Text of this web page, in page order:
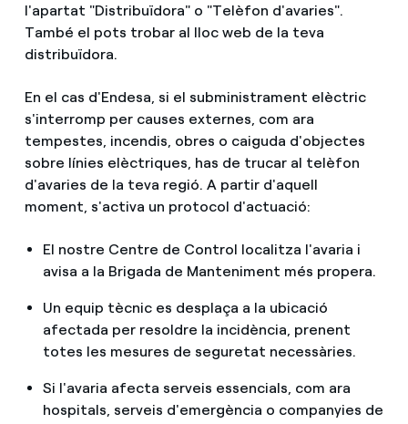
l'apartat "Distribuïdora" o "Telèfon d'avaries".
També el pots trobar al lloc web de la teva
distribuïdora.
En el cas d'Endesa, si el subministrament elèctric
s'interromp per causes externes, com ara
tempestes, incendis, obres o caiguda d'objectes
sobre línies elèctriques, has de trucar al telèfon
d'avaries de la teva regió. A partir d'aquell
moment, s'activa un protocol d'actuació:
El nostre Centre de Control localitza l'avaria i
avisa a la Brigada de Manteniment més propera.
Un equip tècnic es desplaça a la ubicació
afectada per resoldre la incidència, prenent
totes les mesures de seguretat necessàries.
Si l'avaria afecta serveis essencials, com ara
hospitals, serveis d'emergència o companyies de